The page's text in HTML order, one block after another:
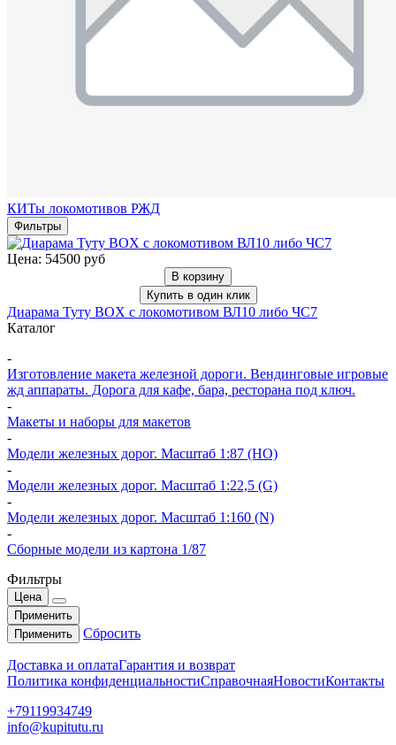
КИТы локомотивов РЖД
Фильтры
Цена: 54500 руб
В корзину
Купить в один клик
Диарама Туту BOX с локомотивом ВЛ10 либо ЧС7
Каталог
-
Изготовление макета железной дороги. Вендинговые игровые
жд аппараты. Дорога для кафе, бара, ресторана под ключ.
-
Макеты и наборы для макетов
-
Модели железных дорог. Масштаб 1:87 (HO)
-
Модели железных дорог. Масштаб 1:22,5 (G)
-
Модели железных дорог. Масштаб 1:160 (N)
-
Сборные модели из картона 1/87
Фильтры
Цена
Применить
Применить
Сбросить
Доставка и оплатаГарантия и возврат
Политика конфиденциальностиСправочнаяНовостиКонтакты
+79119934749
info@kupitutu.ru